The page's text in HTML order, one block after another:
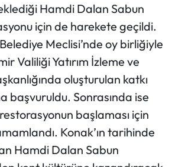
Hamdi Dalan Sabun
için de harekete geçildi.
Meclisi’nde oy birliğiyle
Valiliği Yatırım İzleme ve
oluşturulan katkı
başvuruldu. Sonrasında ise
başlaması için
Konak’ın tarihinde
Hamdi Dalan Sabun